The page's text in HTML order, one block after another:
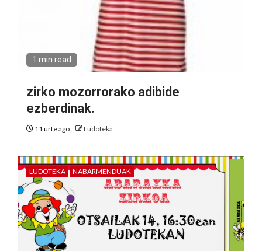
1 min read
zirko mozorrorako adibide
ezberdinak.
11 urte ago Ludoteka
LUDOTEKA NABARMENDUAK